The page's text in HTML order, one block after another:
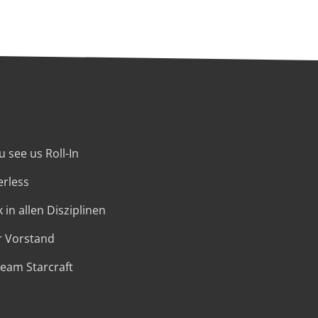
see us Roll-In
in allen Disziplinen
Vorstand
Starcraft